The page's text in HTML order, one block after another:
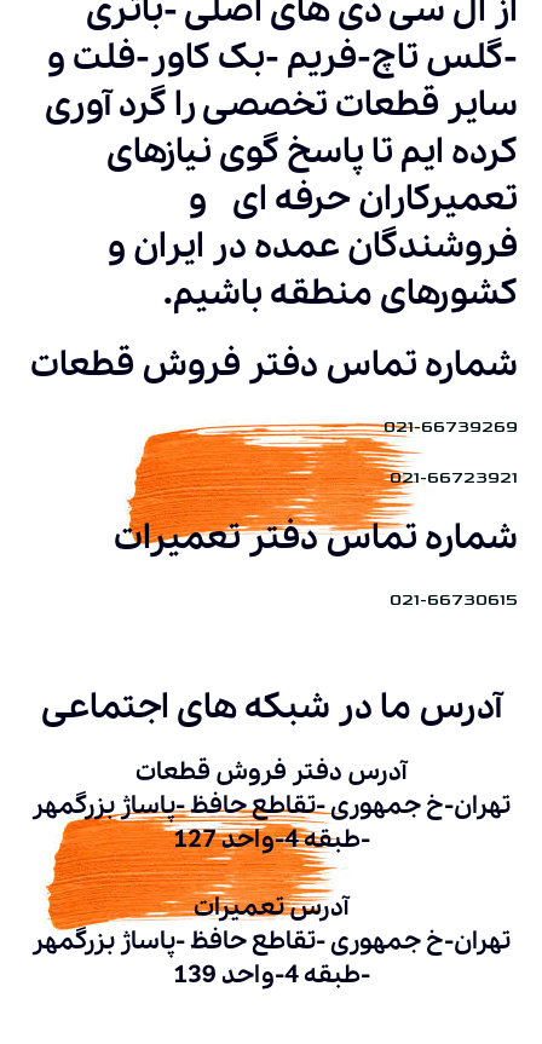
از ال سی دی های اصلی -باتری
-گلس تاچ-فریم -بک کاور-فلت و
سایر قطعات تخصصی را گرد آوری
کرده ایم تا پاسخ گوی نیازهای
تعمیرکاران حرفه ای و
فروشندگان عمده در ایران و
کشورهای منطقه باشیم.
شماره تماس دفتر فروش قطعات
021-66739269
021-66723921
شماره تماس دفتر تعمیرات
021-66730615
آدرس ما در شبکه های اجتماعی
آدرس دفتر فروش قطعات
تهران-خ جمهوری -تقاطع حافظ -پاساژ بزرگمهر
-طبقه 4-واحد 127
آدرس تعمیرات
تهران-خ جمهوری -تقاطع حافظ -پاساژ بزرگمهر
-طبقه 4-واحد 139